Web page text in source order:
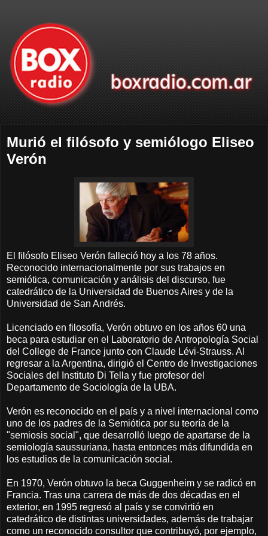
Murió el filósofo y semiólogo Eliseo
Verón
El filósofo Eliseo Verón falleció hoy a los 78 años.
Reconocido internacionalmente por sus trabajos en
semiótica, comunicación y análisis del discurso, fue
catedrático de la Universidad de Buenos Aires y de la
Universidad de San Andrés.
Licenciado en filosofía, Verón obtuvo en los años 60 una
beca para estudiar en el Laboratorio de Antropología Social
del College de France junto con Claude Lévi-Strauss. Al
regresar a la Argentina, dirigió el Centro de Investigaciones
Sociales del Instituto Di Tella y fue profesor del
Departamento de Sociología de la UBA.
Verón es reconocido en el país y a nivel internacional como
uno de los padres de la Semiótica por su teoría de la
"semiosis social", que desarrolló luego de apartarse de la
semiología saussuriana, hasta entonces más difundida en
los estudios de la comunicación social.
En 1970, Verón obtuvo la beca Guggenheim y se radicó en
Francia. Tras una carrera de más de dos décadas en el
exterior, en 1995 regresó al país y se convirtió en
catedrático de distintas universidades, además de trabajar
como un reconocido consultor que contribuyó, por ejemplo,